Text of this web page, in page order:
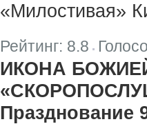
«Милостивая»
Рейтинг: 8.8 |
ИКОНА
Празднование